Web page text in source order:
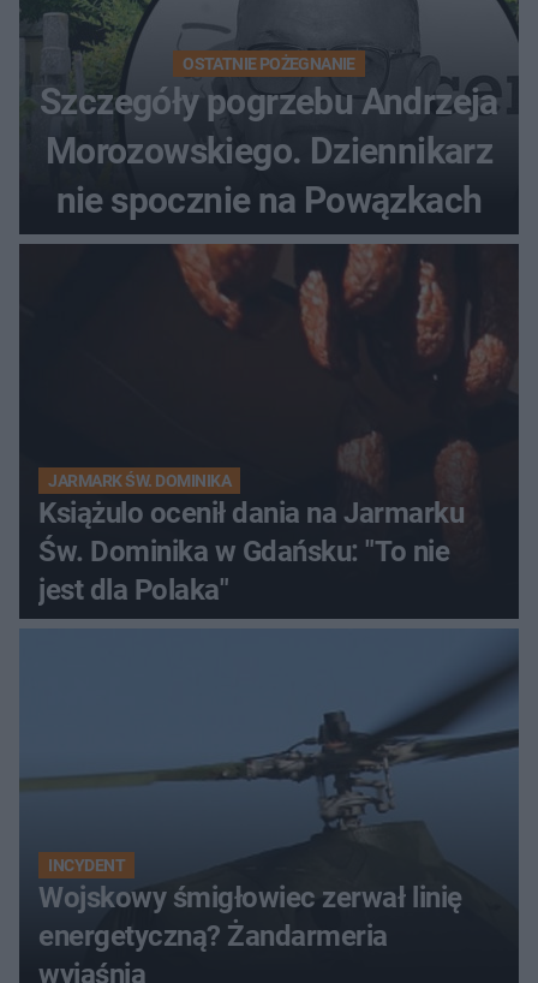
OSTATNIE POŻEGNANIE
Szczegóły pogrzebu Andrzeja
Morozowskiego. Dziennikarz
nie spocznie na Powązkach
JARMARK ŚW. DOMINIKA
Książulo ocenił dania na Jarmarku
Św. Dominika w Gdańsku: "To nie
jest dla Polaka"
INCYDENT
Wojskowy śmigłowiec zerwał linię
energetyczną? Żandarmeria
wyjaśnia